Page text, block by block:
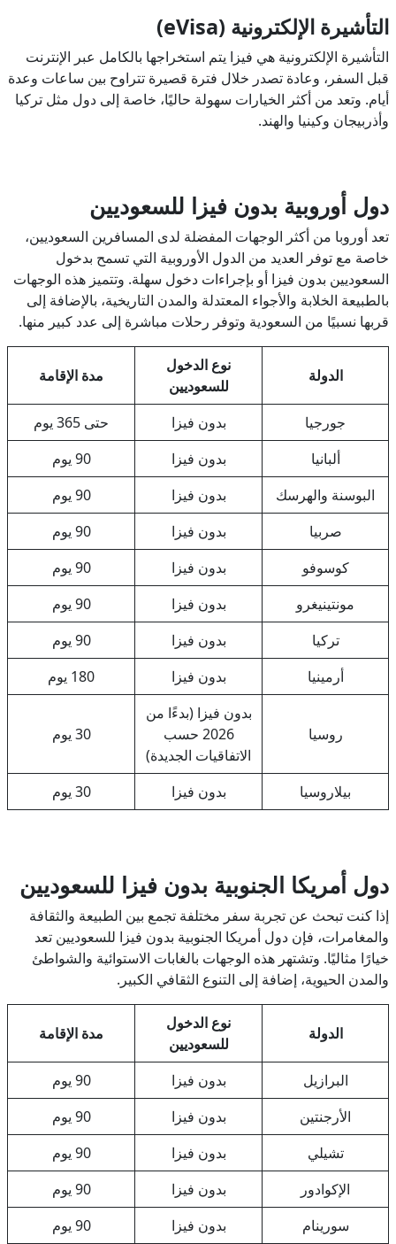
التأشيرة الإلكترونية (eVisa)
التأشيرة الإلكترونية هي فيزا يتم استخراجها بالكامل عبر الإنترنت
قبل السفر، وعادة تصدر خلال فترة قصيرة تتراوح بين ساعات وعدة
أيام. وتعد من أكثر الخيارات سهولة حاليًا، خاصة إلى دول مثل تركيا
وأذربيجان وكينيا والهند.
دول أوروبية بدون فيزا للسعوديين
تعد أوروبا من أكثر الوجهات المفضلة لدى المسافرين السعوديين،
خاصة مع توفر العديد من الدول الأوروبية التي تسمح بدخول
السعوديين بدون فيزا أو بإجراءات دخول سهلة. وتتميز هذه الوجهات
بالطبيعة الخلابة والأجواء المعتدلة والمدن التاريخية، بالإضافة إلى
قربها نسبيًا من السعودية وتوفر رحلات مباشرة إلى عدد كبير منها.
الدولة
نوع الدخول
للسعوديين
مدة الإقامة
جورجيا بدون فيزا
حتى 365 يوم
ألبانيا
بدون فيزا
90 يوم
البوسنة والهرسك
بدون فيزا
90 يوم
صربيا
بدون فيزا
90 يوم
كوسوفو
بدون فيزا
90 يوم
مونتينيغرو
بدون فيزا
90 يوم
تركيا
بدون فيزا
90 يوم
أرمينيا
بدون فيزا 180 يوم
روسيا
بدون فيزا (بدءًا من
2026 حسب
الاتفاقيات الجديدة)
30 يوم
بيلاروسيا بدون فيزا 30 يوم
دول أمريكا الجنوبية بدون فيزا للسعوديين
إذا كنت تبحث عن تجربة سفر مختلفة تجمع بين الطبيعة والثقافة
والمغامرات، فإن دول أمريكا الجنوبية بدون فيزا للسعوديين تعد
خيارًا مثاليًا. وتشتهر هذه الوجهات بالغابات الاستوائية والشواطئ
والمدن الحيوية، إضافة إلى التنوع الثقافي الكبير.
الدولة
نوع الدخول
للسعوديين
مدة الإقامة
البرازيل بدون فيزا
90 يوم
الأرجنتين
بدون فيزا
90 يوم
تشيلي
بدون فيزا
90 يوم
الإكوادور
بدون فيزا
90 يوم
سورينام
بدون فيزا 90 يوم